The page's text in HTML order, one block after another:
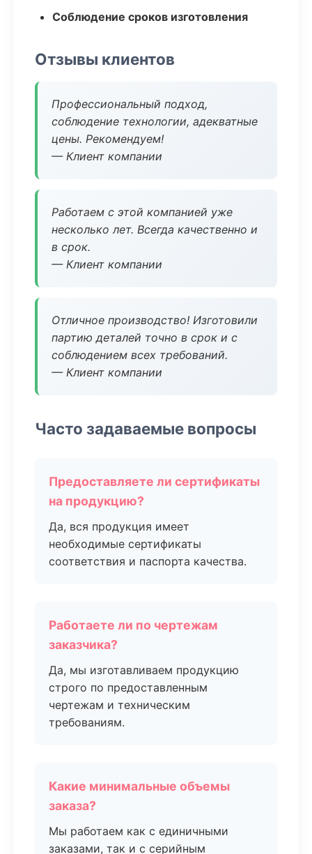
Соблюдение сроков изготовления
Отзывы клиентов
Профессиональный подход,
соблюдение технологии, адекватные
цены. Рекомендуем!
— Клиент компании
Работаем с этой компанией уже
несколько лет. Всегда качественно и
в срок.
— Клиент компании
Отличное производство! Изготовили
партию деталей точно в срок и с
соблюдением всех требований.
— Клиент компании
Часто задаваемые вопросы
Предоставляете ли сертификаты
на продукцию?
Да, вся продукция имеет
необходимые сертификаты
соответствия и паспорта качества.
Работаете ли по чертежам
заказчика?
Да, мы изготавливаем продукцию
строго по предоставленным
чертежам и техническим
требованиям.
Какие минимальные объемы
заказа?
Мы работаем как с единичными
заказами, так и с серийным